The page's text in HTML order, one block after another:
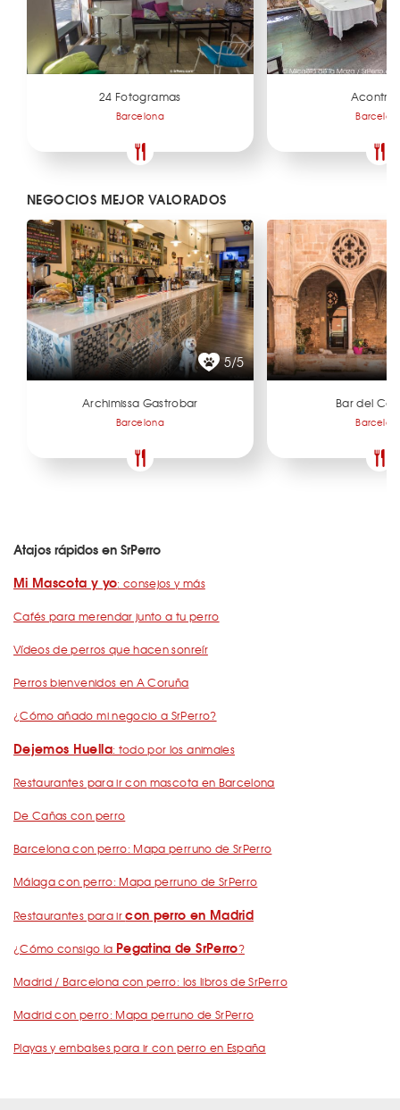
24 Fotogramas
Barcelona
NEGOCIOS MEJOR VALORADOS
5/5
Archimissa Gastrobar
Barcelona
Bar del
Atajos rápidos en SrPerro
Mi Mascota y yo: consejos y más
Cafés para merendar junto a tu perro
Vídeos de perros que hacen sonreír
Perros bienvenidos en A Coruña
¿Cómo añado mi negocio a SrPerro?
Dejemos Huella: todo por los animales
Restaurantes para ir con mascota en Barcelona
De Cañas con perro
Barcelona con perro: Mapa perruno de SrPerro
Málaga con perro: Mapa perruno de SrPerro
Restaurantes para ircon perro en Madrid
¿Cómo consigo la Pegatina de SrPerro?
Madrid / Barcelona con perro: los libros de SrPerro
Madrid con perro: Mapa perruno de SrPerro
Playas y embalses para ir con perro en España